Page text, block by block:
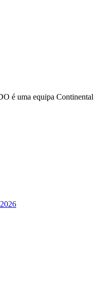
é uma equipa Continental